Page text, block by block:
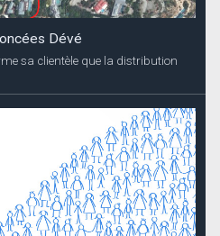
Dévé
sa clientèle que la distribution